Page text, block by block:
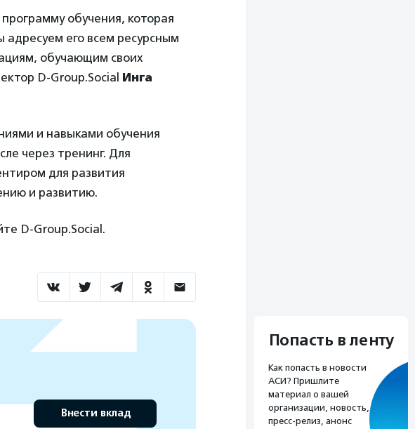
обучения, которая
адресуем его всем ресурсным
обучающим своих
D-Group.Social Инга
и навыками обучения
через тренинг. Для
для развития
и развитию.
D-Group.Social.
Внести вклад
Попасть в ленту
Как попасть в новости
АСИ? Пришлите
материал о вашей
организации, новость,
пресс-релиз, анонс